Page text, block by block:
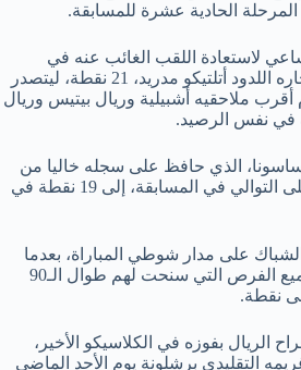
المرحلة الحادية عشرة للمسابقة.
لاستعادة اللقب الغائب عنه في
الموسم الماضي لمصلحة جاره اللدود أتلتيكو مدريد، 21 نقطة، ليتصدر
أقرب ملاحقيه أشبيلية وريال بيتيس وريال
في نفس الرصيد.
الذي حافظ على سجله خاليا من
الهزائم للمباراة الخامسة على التوالي في المسابقة، إلى 19 نقطة في
على مدار شوطي المباراة، بعدما
تبارى لاعبوهما في إهدار جميع الفرص التي سنحت لهم طوال الـ90
نقطة.
الريال بفوزه في الكلاسيكو الأخير،
وغريمه التقليدي برشلونة يوم الأحد الماضي